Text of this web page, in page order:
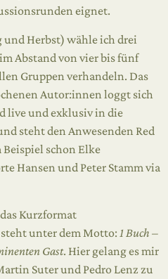
eignet.
Herbst) wähle ich drei
Abstand von vier bis fünf
Gruppen verhandeln. Das
Autor:innen loggt sich
live und exklusiv in die
steht den Anwesenden Red
schon Elke
Hansen und Peter Stamm via
Kurzformat
unter dem Motto: 1 Buch –
Gast. Hier gelang es mir
Suter und Pedro Lenz zu